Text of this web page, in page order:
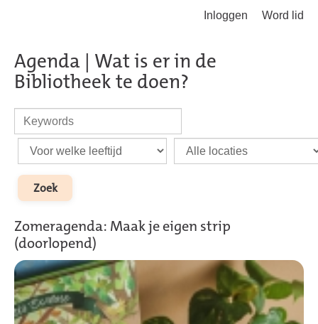
Inloggen Word lid
Agenda | Wat is er in de
Bibliotheek te doen?
Zomeragenda: Maak je eigen strip
(doorlopend)